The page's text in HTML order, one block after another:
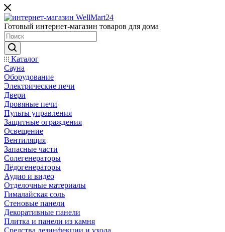
Готовый интернет-магазин товаров для дома
Каталог
Сауна
Оборудование
Электрические печи
Двери
Дровяные печи
Пульты управления
Защитные ограждения
Освещение
Вентиляция
Запасные части
Солегенераторы
Лёдогенераторы
Аудио и видео
Отделочные материалы
Гималайская соль
Стеновые панели
Декоративные панели
Плитка и панели из камня
Средства дезинфекции и ухода